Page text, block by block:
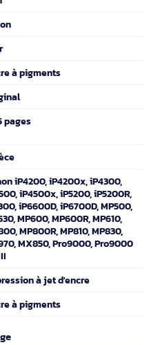
à pigments
pages
iP4200, iP4200x, iP4300,
iP4500x, iP5200, iP5200R,
iP6600D, iP6700D, MP500,
MP600, MP600R, MP610,
MP800R, MP810, MP830,
MX850, Pro9000, Pro9000
à jet d'encre
à pigments